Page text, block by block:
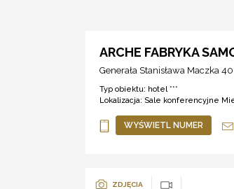
ARCHE FABRYKA
Generała Stanisława Maczka
Typ obiektu: hotel ***
Lokalizacja: Sale konferencyjne
WYŚWIETL NUMER
ZDJĘCIA